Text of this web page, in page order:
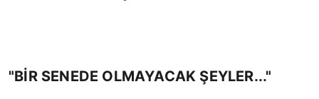
"BİR SENEDE OLMAYACAK ŞEYLER..."